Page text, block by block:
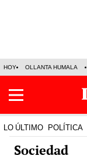
HOY OLLANTA HUMALA
LO ÚLTIMO POLÍTICA
Sociedad